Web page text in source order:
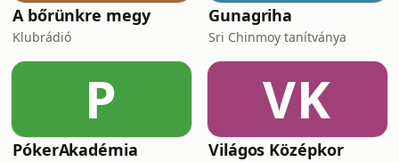
A bőrünkre megy
Klubrádió
Gunagriha
Sri Chinmoy tanítványa
P
PókerAkadémia
VK
Világos Középkor